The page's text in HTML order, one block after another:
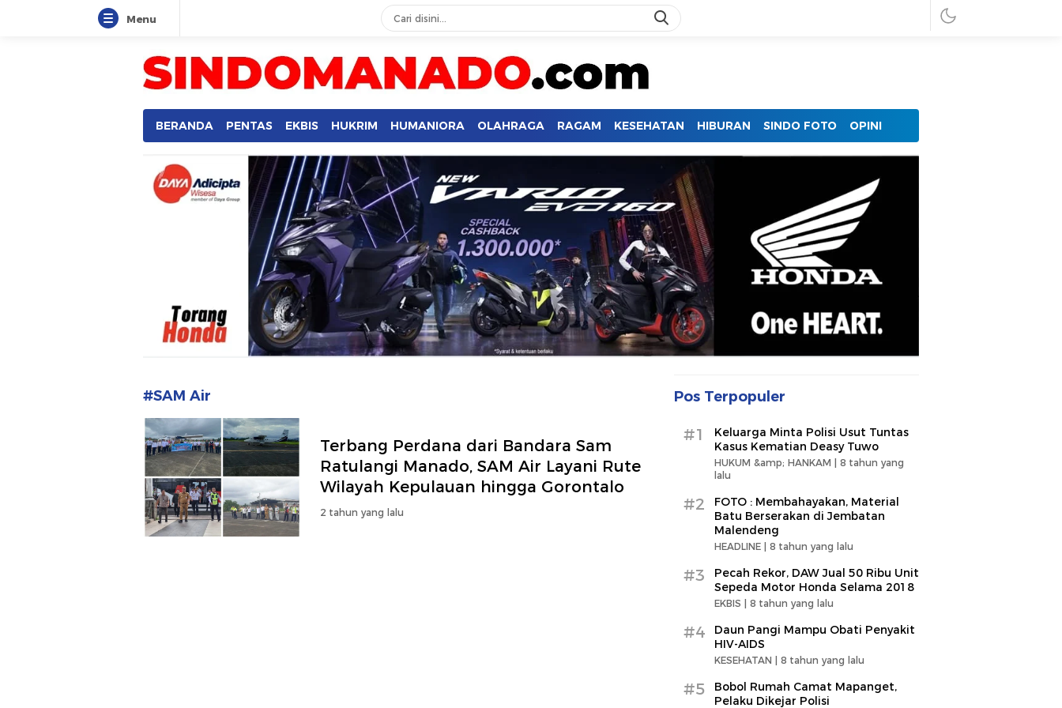
Menu
SINDOMANADO
Informatif dan Edukatif
BERANDA PENTAS EKBIS HUKRIM HUMANIORA OLAHRAGA RAGAM KESEHATAN HIBURAN SINDO FOTO OPINI
#SAM Air
Terbang Perdana dari Bandara Sam
Ratulangi Manado, SAM Air Layani Rute
Wilayah Kepulauan hingga Gorontalo
2 tahun yang lalu
Pos Terpopuler
#1
Keluarga Minta Polisi Usut Tuntas
Kasus Kematian Deasy Tuwo
HUKUM &amp; HANKAM | 8 tahun yang
lalu
#2
FOTO : Membahayakan, Material
Batu Berserakan di Jembatan
Malendeng
HEADLINE | 8 tahun yang lalu
#3
Pecah Rekor, DAW Jual 50 Ribu Unit
Sepeda Motor Honda Selama 2018
EKBIS | 8 tahun yang lalu
#4
Daun Pangi Mampu Obati Penyakit
HIV-AIDS
KESEHATAN | 8 tahun yang lalu
#5
Bobol Rumah Camat Mapanget,
Pelaku Dikejar Polisi